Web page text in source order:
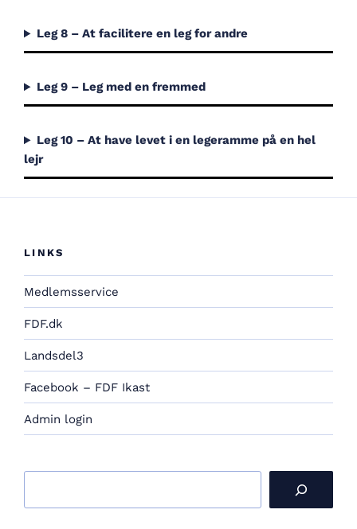
Leg 8 – At facilitere en leg for andre
Leg 9 – Leg med en fremmed
Leg 10 – At have levet i en legeramme på en hel
lejr
LINKS
Medlemsservice
FDF.dk
Landsdel3
Facebook – FDF Ikast
Admin login